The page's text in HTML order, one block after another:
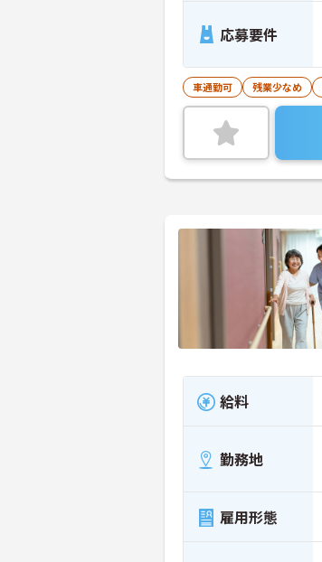
応募要件
車通勤可 残業少なめ
給料
勤務地
雇用形態